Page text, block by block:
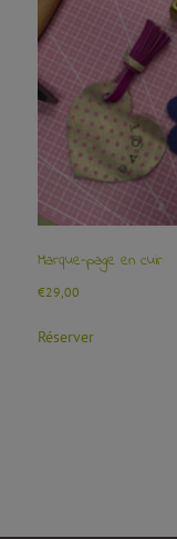
Marque-page en cuir
€29,00
Réserver